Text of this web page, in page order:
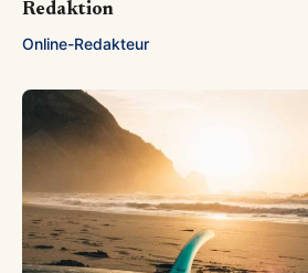
Redaktion
Online-Redakteur